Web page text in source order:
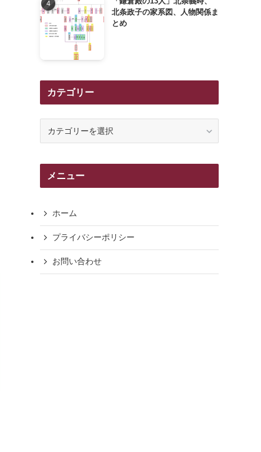
北条政子の家系図、人物関係ま
とめ
カテゴリー
リ
メニュー
ホーム
プライバシーポリシー
お問い合わせ